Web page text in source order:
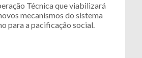
Técnica que viabilizará
mecanismos do sistema
para a pacificação social.